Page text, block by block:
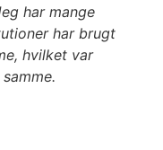
har mange
har brugt
hvilket var